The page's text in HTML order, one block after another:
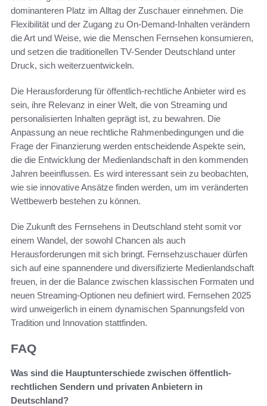
dominanteren Platz im Alltag der Zuschauer einnehmen. Die
Flexibilität und der Zugang zu On-Demand-Inhalten verändern
die Art und Weise, wie die Menschen Fernsehen konsumieren,
und setzen die traditionellen TV-Sender Deutschland unter
Druck, sich weiterzuentwickeln.
Die Herausforderung für öffentlich-rechtliche Anbieter wird es
sein, ihre Relevanz in einer Welt, die von Streaming und
personalisierten Inhalten geprägt ist, zu bewahren. Die
Anpassung an neue rechtliche Rahmenbedingungen und die
Frage der Finanzierung werden entscheidende Aspekte sein,
die die Entwicklung der Medienlandschaft in den kommenden
Jahren beeinflussen. Es wird interessant sein zu beobachten,
wie sie innovative Ansätze finden werden, um im veränderten
Wettbewerb bestehen zu können.
Die Zukunft des Fernsehens in Deutschland steht somit vor
einem Wandel, der sowohl Chancen als auch
Herausforderungen mit sich bringt. Fernsehzuschauer dürfen
sich auf eine spannendere und diversifizierte Medienlandschaft
freuen, in der die Balance zwischen klassischen Formaten und
neuen Streaming-Optionen neu definiert wird. Fernsehen 2025
wird unweigerlich in einem dynamischen Spannungsfeld von
Tradition und Innovation stattfinden.
FAQ
Was sind die Hauptunterschiede zwischen öffentlich-
rechtlichen Sendern und privaten Anbietern in
Deutschland?